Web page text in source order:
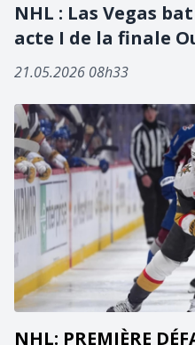
NHL : Las Vegas
acte I de la finale
21.05.2026 08h33
NHL: PREMIÈRE